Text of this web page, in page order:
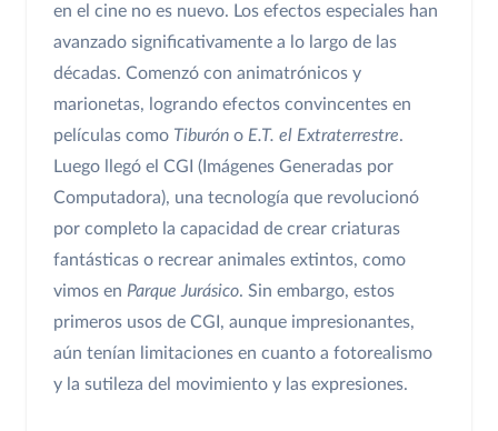
en el cine no es nuevo. Los efectos especiales han
avanzado significativamente a lo largo de las
décadas. Comenzó con animatrónicos y
marionetas, logrando efectos convincentes en
películas como Tiburón o E.T. el Extraterrestre.
Luego llegó el CGI (Imágenes Generadas por
Computadora), una tecnología que revolucionó
por completo la capacidad de crear criaturas
fantásticas o recrear animales extintos, como
vimos en Parque Jurásico. Sin embargo, estos
primeros usos de CGI, aunque impresionantes,
aún tenían limitaciones en cuanto a fotorealismo
y la sutileza del movimiento y las expresiones.